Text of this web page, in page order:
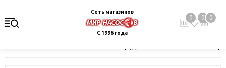
Сеть магазинов
С 1996 года
0 0 0